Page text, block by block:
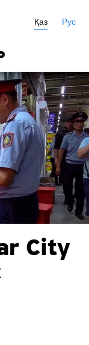
Қаз Рус
City